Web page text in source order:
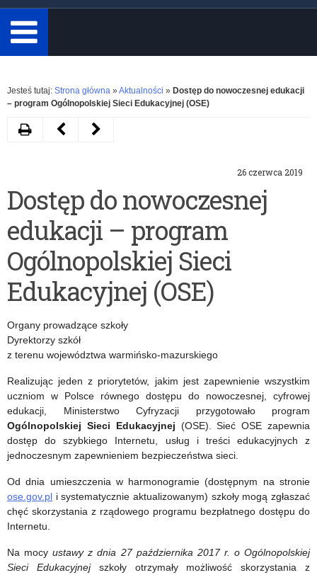
minimum
3
znaki.
Rozwiń
Jesteś tutaj: Strona główna » Aktualności » Dostęp do nowoczesnej edukacji
– program Ogólnopolskiej Sieci Edukacyjnej (OSE)
26 czerwca 2019
Dostęp do nowoczesnej
edukacji – program
Ogólnopolskiej Sieci
Edukacyjnej (OSE)
Organy prowadzące szkoły
Dyrektorzy szkół
z terenu województwa warmińsko-mazurskiego
Realizując jeden z priorytetów, jakim jest zapewnienie wszystkim
uczniom w Polsce równego dostępu do nowoczesnej, cyfrowej
edukacji, Ministerstwo Cyfryzacji przygotowało program
Ogólnopolskiej Sieci Edukacyjnej (OSE). Sieć OSE zapewnia
dostęp do szybkiego Internetu, usług i treści edukacyjnych z
jednoczesnym zapewnieniem bezpieczeństwa sieci.
Od dnia umieszczenia w harmonogramie (dostępnym na stronie
ose.gov.pl i systematycznie aktualizowanym) szkoły mogą zgłaszać
chęć skorzystania z rządowego programu bezpłatnego dostępu do
Internetu.
Na mocyustawy z dnia 27 października 2017 r. o Ogólnopolskiej
Sieci Edukacyjnej szkoły otrzymały możliwość skorzystania z
DrukujNastępny
inaugurujące
rok
szkolny
2019/2020
Poprzedni
do
rodziców
w
sprawie
niebezpieczeństw
związanych
substancji
psychoaktywnych